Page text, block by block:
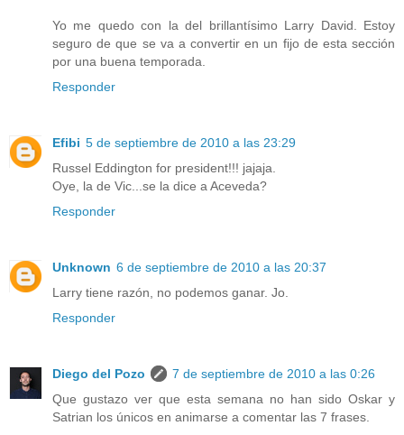
Yo me quedo con la del brillantísimo Larry David. Estoy
seguro de que se va a convertir en un fijo de esta sección
por una buena temporada.
Responder
Efibi 5 de septiembre de 2010 a las 23:29
Russel Eddington for president!!! jajaja.
Oye, la de Vic...se la dice a Aceveda?
Responder
Unknown 6 de septiembre de 2010 a las 20:37
Larry tiene razón, no podemos ganar. Jo.
Responder
Diego del Pozo
7 de septiembre de 2010 a las 0:26
Que gustazo ver que esta semana no han sido Oskar y
Satrian los únicos en animarse a comentar las 7 frases.